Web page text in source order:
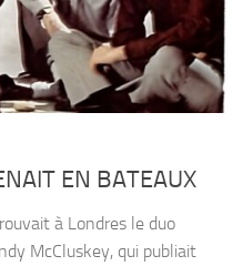
EN BATEAUX
à Londres le duo
McCluskey, qui publiait